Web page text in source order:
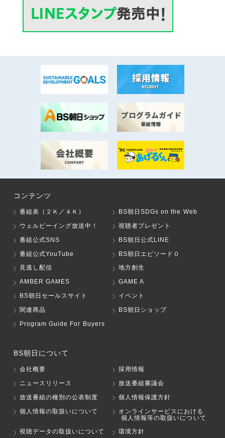
コンテンツ
番組表（２Ｋ／４Ｋ）
BS朝日SDGs on the Web
ウェルビーイング放送中！
視聴者プレゼント
番組公式SNS
BS朝日公式LINE
番組公式YouTube
BS朝日エピソード０
見逃し配信
地方創生
AMBER GAMES
GAME A
BS朝日セールスサイト
イベント
関連商品
BS朝日ショップ
Program Guide For Buyers
BS朝日について
会社概要
採用情報
ニュースリリース
放送番組審議会
放送番組の種別の公表制度
個人情報保護方針
個人情報の取扱いについて
オンラインサービスにおける
個人情報等の取扱いについて
視聴データの取扱いについて
環境方針